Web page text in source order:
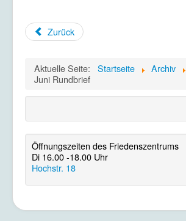
Zurück
Aktuelle Seite: Startseite Archiv
Juni Rundbrief
Öffnungszeiten des Friedenszentrums
Di 16.00 -18.00 Uhr
Hochstr. 18